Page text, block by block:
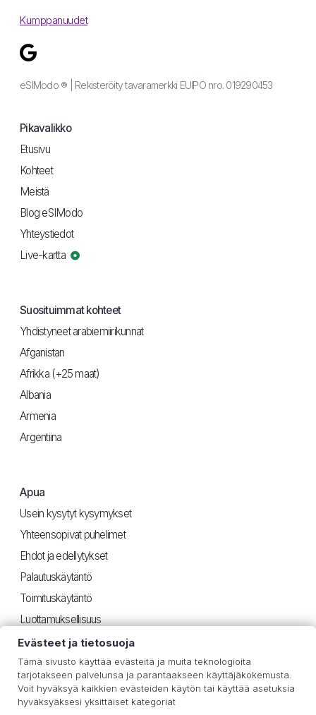
Kumppanuudet
eSIModo ® | Rekisteröity tavaramerkki EUIPO nro. 019290453
Pikavalikko
Etusivu
Kohteet
Meistä
Blog eSIModo
Yhteystiedot
Live-kartta
Suosituimmat kohteet
Yhdistyneet arabiemiirikunnat
Afganistan
Afrikka (+25 maat)
Albania
Armenia
Argentiina
Apua
Usein kysytyt kysymykset
Yhteensopivat puhelimet
Ehdot ja edellytykset
Palautuskäytäntö
Toimituskäytäntö
Luottamuksellisuus
Hyödyllinen
iOS-ohjeet
Evästeet ja tietosuoja
Tämä sivusto käyttää evästeitä ja muita teknologioita
tarjotakseen palvelunsa ja parantaakseen käyttäjäkokemusta.
Voit hyväksyä kaikkien evästeiden käytön tai käyttää asetuksia
hyväksyäksesi yksittäiset kategoriat